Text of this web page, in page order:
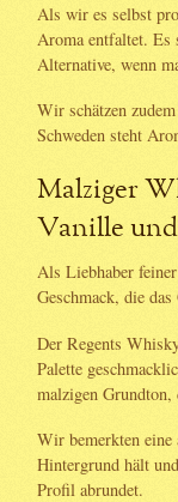
Als wir es selbst
Aroma entfaltet. Es
Alternative, wenn
Wir schätzen
Schweden steht
Malziger
Vanille
Als Liebhaber
Geschmack, die
Der Regents
Palette
malzigen
Wir bemerkten
Hintergrund hält
Profil abrundet.